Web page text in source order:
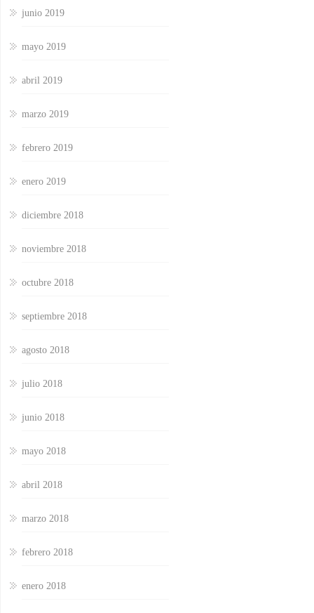
junio 2019
mayo 2019
abril 2019
marzo 2019
febrero 2019
enero 2019
diciembre 2018
noviembre 2018
octubre 2018
septiembre 2018
agosto 2018
julio 2018
junio 2018
mayo 2018
abril 2018
marzo 2018
febrero 2018
enero 2018